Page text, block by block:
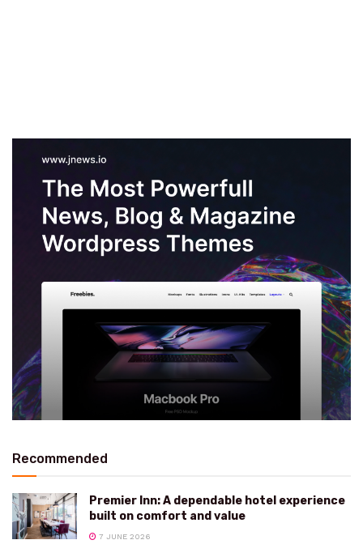
Recommended
Premier Inn: A dependable hotel experience
built on comfort and value
7 JUNE 2026